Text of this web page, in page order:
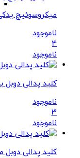
میکروسوئیچ
ناموجود
4
ناموجود
کلید پدالی
ناموجود
3
ناموجود
کلید پدالی